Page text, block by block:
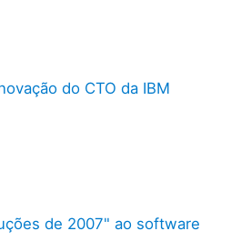
do CTO da IBM
de 2007" ao software